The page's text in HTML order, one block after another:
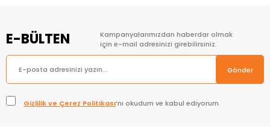
E-BÜLTEN
Kampanyalarımızdan haberdar olmak
için e-mail adresinizi girebilirsiniz.
Gönder
Gizlilik ve Çerez Politikası’nı okudum ve kabul ediyorum.